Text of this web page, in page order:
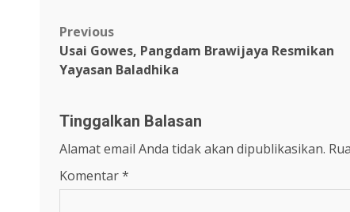
Post
navigation
Previous
Usai Gowes, Pangdam Brawijaya Resmikan
Yayasan Baladhika
Tinggalkan Balasan
Alamat email Anda tidak akan dipublikasikan.
Komentar*